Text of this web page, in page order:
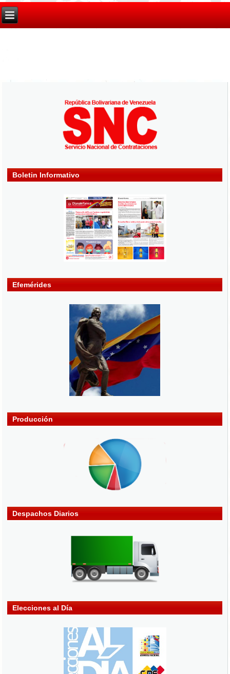
Boletin Informativo
Efemérides
Producción
Despachos Diarios
Elecciones al Día